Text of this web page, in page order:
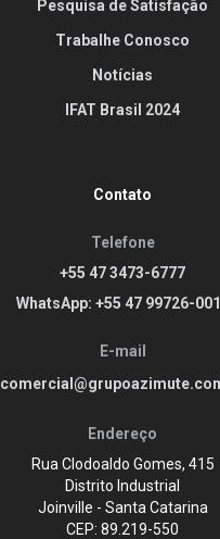
Pesquisa de Satisfação
Trabalhe Conosco
Notícias
IFAT Brasil 2024
Contato
Telefone
+55 47 3473-6777
WhatsApp: +55 47 99726-
E-mail
Endereço
Rua Clodoaldo Gomes, 415
Distrito Industrial
Joinville - Santa Catarina
CEP: 89.219-550